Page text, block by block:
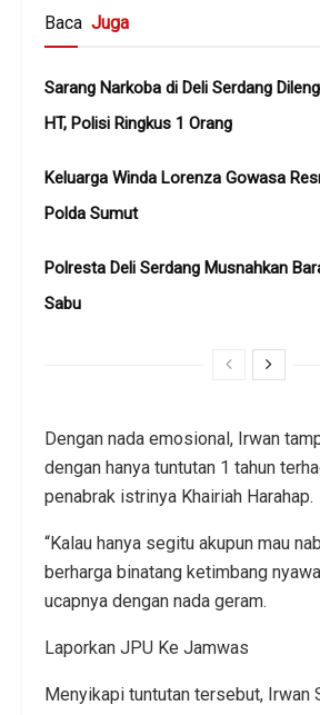
Baca Juga
Sarang Narkoba di Deli Serdang
HT, Polisi Ringkus 1 Orang
Keluarga Winda Lorenza Gowasa
Polda Sumut
Polresta Deli Serdang Musnahkan
Sabu
Dengan nada emosional, Irwan
dengan hanya tuntutan 1 tahun
penabrak istrinya Khairiah Harahap.
“Kalau hanya segitu akupun mau
berharga binatang ketimbang
ucapnya dengan nada geram.
Laporkan JPU Ke Jamwas
Menyikapi tuntutan tersebut, Irwan